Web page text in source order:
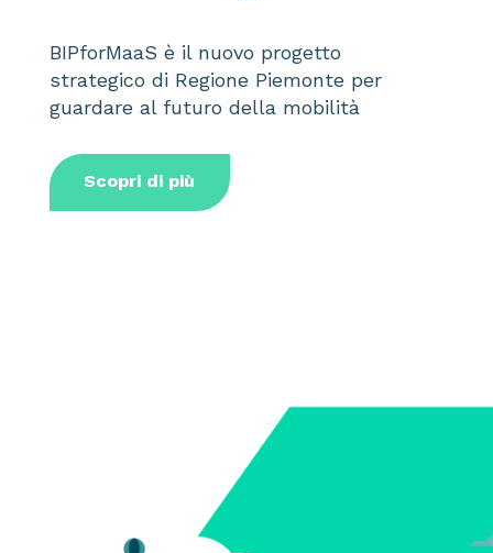
BIPforMaaS è il nuovo progetto
strategico di Regione Piemonte per
guardare al futuro della mobilità
Scopri di più